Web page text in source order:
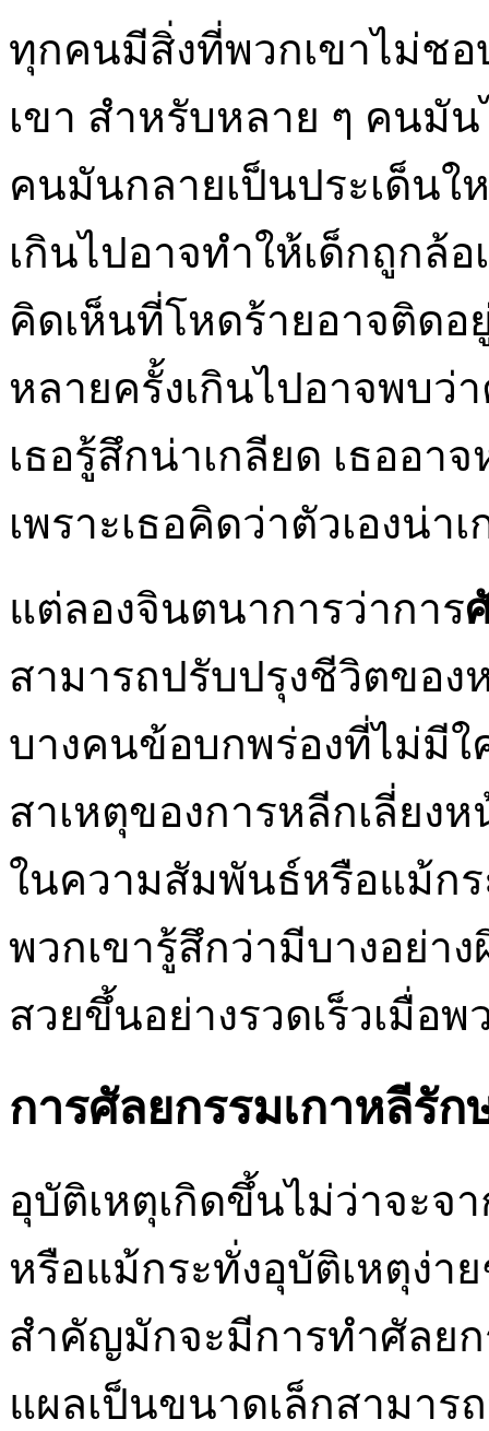
ทุกคนมีสิ่งที่พวกเขาไม่ชอ
เขา สำหรับหลาย ๆ คนมั
คนมันกลายเป็นประเด็น
เกินไปอาจทำให้เด็กถูกล้
คิดเห็นที่โหดร้ายอาจติด
หลายครั้งเกินไปอาจพบว่
เธอรู้สึกน่าเกลียด เธออา
เพราะเธอคิดว่าตัวเองน่า
แต่ลองจินตนาการว่าการ
สามารถปรับปรุงชีวิตของ
บางคนข้อบกพร่องที่ไม่มีใ
สาเหตุของการหลีกเลี่ยง
ในความสัมพันธ์หรือแม้กร
พวกเขารู้สึกว่ามีบางอย่า
สวยขึ้นอย่างรวดเร็วเมื่อพ
การศัลยกรรมเกาหลีรัก
อุบัติเหตุเกิดขึ้นไม่ว่าจะจ
หรือแม้กระทั่งอุบัติเหตุง่
สำคัญมักจะมีการทำศัลย
แผลเป็นขนาดเล็กสามา